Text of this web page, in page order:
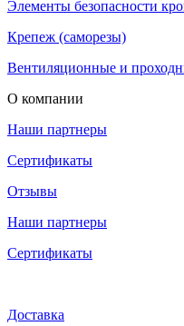
Элементы безопасности
Крепеж (саморезы)
Вентиляционные и
О компании
Наши партнеры
Сертификаты
Отзывы
Наши партнеры
Сертификаты
Доставка